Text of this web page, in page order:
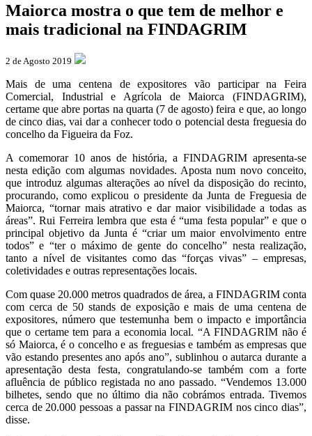
Maiorca mostra o que tem de melhor e
mais tradicional na FINDAGRIM
2 de Agosto 2019
Mais de uma centena de expositores vão participar na Feira
Comercial, Industrial e Agrícola de Maiorca (FINDAGRIM),
certame que abre portas na quarta (7 de agosto) feira e que, ao longo
de cinco dias, vai dar a conhecer todo o potencial desta freguesia do
concelho da Figueira da Foz.
A comemorar 10 anos de história, a FINDAGRIM apresenta-se
nesta edição com algumas novidades. Aposta num novo conceito,
que introduz algumas alterações ao nível da disposição do recinto,
procurando, como explicou o presidente da Junta de Freguesia de
Maiorca, “tornar mais atrativo e dar maior visibilidade a todas as
áreas”. Rui Ferreira lembra que esta é “uma festa popular” e que o
principal objetivo da Junta é “criar um maior envolvimento entre
todos” e “ter o máximo de gente do concelho” nesta realização,
tanto a nível de visitantes como das “forças vivas” – empresas,
coletividades e outras representações locais.
Com quase 20.000 metros quadrados de área, a FINDAGRIM conta
com cerca de 50 stands de exposição e mais de uma centena de
expositores, número que testemunha bem o impacto e importância
que o certame tem para a economia local. “A FINDAGRIM não é
só Maiorca, é o concelho e as freguesias e também as empresas que
vão estando presentes ano após ano”, sublinhou o autarca durante a
apresentação desta festa, congratulando-se também com a forte
afluência de público registada no ano passado. “Vendemos 13.000
bilhetes, sendo que no último dia não cobrámos entrada. Tivemos
cerca de 20.000 pessoas a passar na FINDAGRIM nos cinco dias”,
disse.